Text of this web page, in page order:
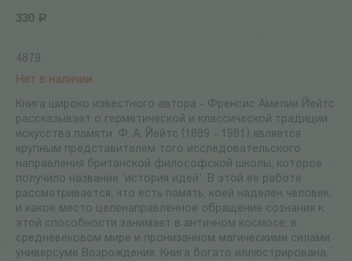
330 Р
4879
Нет в наличии
Книга широко известного автора - Френсис Амелии Йейтс
рассказывает о герметической и классической традиции
искусства памяти. Ф. А. Йейтс (1889 - 1981) является
крупным представителем того исследовательского
направления британской философской школы, которое
получило название `история идей`. В этой ее работе
рассматривается, что есть память, коей наделен человек,
и какое место целенаправленное обращение сознания к
этой способности занимает в античном космосе, в
средневековом мире и пронизанном магическими силами
универсуме Возрождения. Книга богато иллюстрирована.